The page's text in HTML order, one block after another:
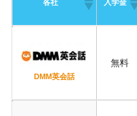
各社 入学金
DMM英会話
無料